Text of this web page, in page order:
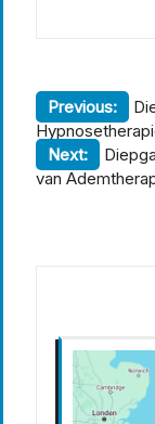
Previous:
Next:
van